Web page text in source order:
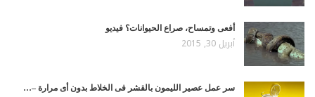
أفعى وتمساح، صراع الحيوانات؟ فيديو
أبريل 30, 2015
سر عمل عصير الليمون بالقشر فى الخلاط بدون أى مرارة –…